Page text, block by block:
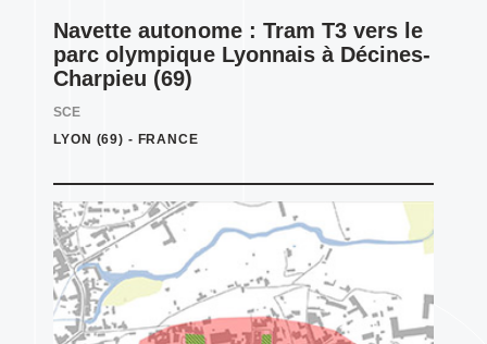
Navette autonome : Tram T3 vers le
parc olympique Lyonnais à Décines-
Charpieu (69)
SCE
LYON (69) - FRANCE